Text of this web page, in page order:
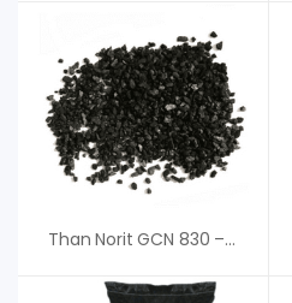
Than Norit GCN 830 – Than Hoạt Tính